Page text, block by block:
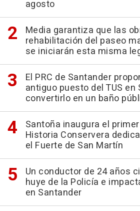
agosto
Media garantiza que las
rehabilitación del paseo
se iniciarán esta misma
El PRC de Santander
antiguo puesto del TUS en
convertirlo en un baño
Santoña inaugura el
Historia Conservera
el Fuerte de San Martín
Un conductor de 24 años
huye de la Policía e
en Santander